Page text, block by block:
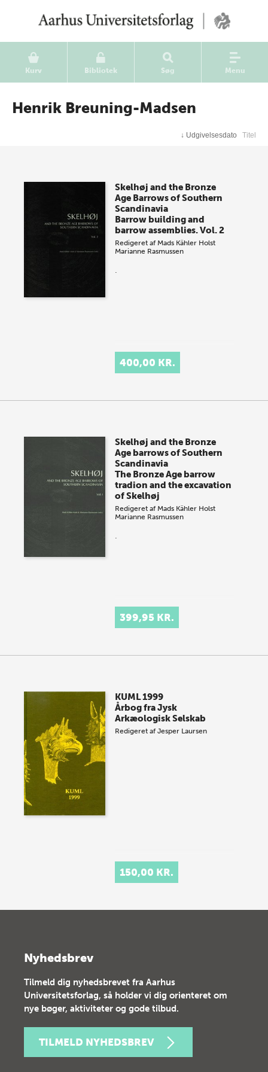
Kurv Bibliotek Søg Menu
Henrik Breuning-Madsen
↓ Udgivelsesdato Titel
Skelhøj and the Bronze
Age Barrows of Southern
Scandinavia
Barrow building and
barrow assemblies. Vol. 2
Redigeret af Mads Kähler Holst
Marianne Rasmussen
.
400,00 KR.
Skelhøj and the Bronze
Age barrows of Southern
Scandinavia
The Bronze Age barrow
tradion and the excavation
of Skelhøj
Redigeret af Mads Kähler Holst
Marianne Rasmussen
.
399,95 KR.
KUML 1999
Årbog fra Jysk
Arkæologisk Selskab
Redigeret afJesper Laursen
150,00 KR.
Nyhedsbrev
Tilmeld dig nyhedsbrevet fra Aarhus
Universitetsforlag, så holder vi dig orienteret om
nye bøger, aktiviteter og gode tilbud.
TILMELD NYHEDSBREV